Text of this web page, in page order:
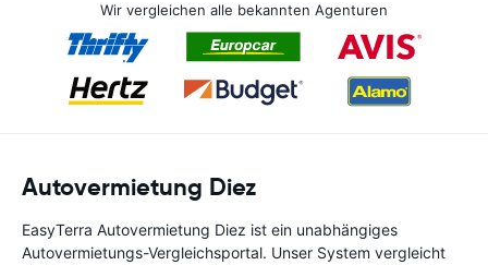
Wir vergleichen alle bekannten Agenturen
Autovermietung Diez
EasyTerra Autovermietung Diez ist ein unabhängiges
Autovermietungs-Vergleichsportal. Unser System vergleicht